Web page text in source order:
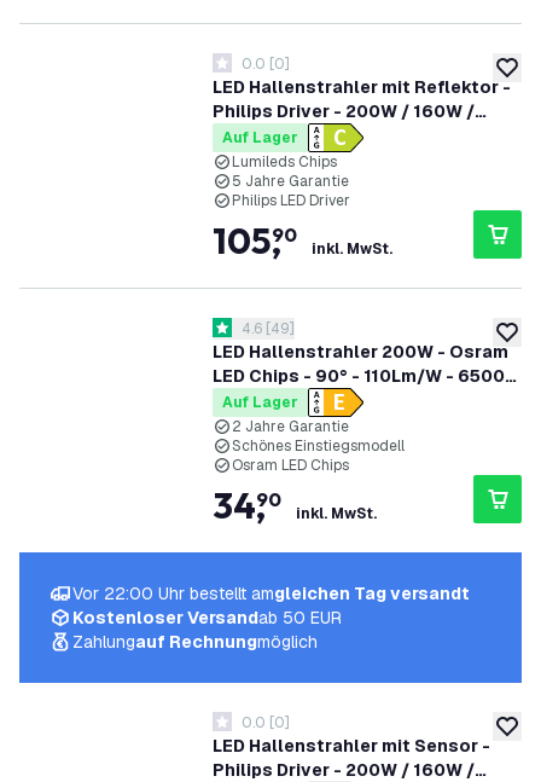
zur
LED Hallenstrahler mit Reflektor -
Philips Driver - 200W / 160W /
120W - 90° - 175lm/W - 6500K -
IP65 - Dimmbar - 5 Jahre Garantie -
GS-geprüft
0 Bewertungssterne
0.0 [0]
Auf Lager
Lumileds Chips
5 Jahre Garantie
Philips LED Driver
105,
90
inkl. MwSt.
zur
LED Hallenstrahler 200W - Osram
LED Chips - 90° - 110Lm/W - 6500K
- IP65 - 2 Jahre Garantie
Bewertungsbereich öffnen
4.6 Bewertungssterne
4.6 [49]
Auf Lager
2 Jahre Garantie
Schönes Einstiegsmodell
Osram LED Chips
34,
90
inkl. MwSt.
zur
LED Hallenstrahler mit Sensor -
Philips Driver - 200W / 160W /
0 Bewertungssterne
0.0 [0]
Vor 22:00 Uhr bestellt amgleichen Tag versandt
Kostenloser Versandab 50 EUR
Zahlungauf Rechnungmöglich